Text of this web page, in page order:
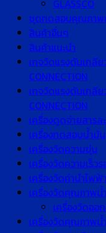
GLASSCO
ชุดทดสอบคุณภาพ
สินค้าอื่นๆ
สินค้าแนะนำ
เกจวัดแรงดันเกลีย
CONNECTION
เกจวัดแรงดันเกลีย
CONNECTION
เครื่องดูดจ่ายสาร
เครื่องทดสอบน้ำมัน
เครื่องวัดความขุ่น
เครื่องวัดความเร็ว
เครื่องวัดค่านำไฟฟ้า
เครื่องวัดคุณภาพน้ำ
เครื่องวัดออ
เครื่องวัดคุณภาพน้